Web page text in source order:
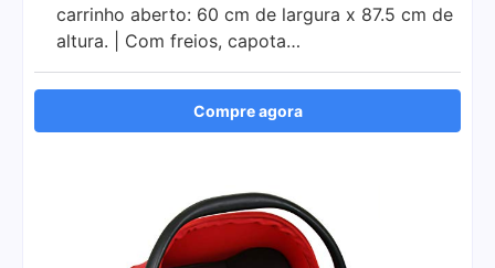
carrinho aberto: 60 cm de largura x 87.5 cm de
altura. | Com freios, capota…
Compre agora